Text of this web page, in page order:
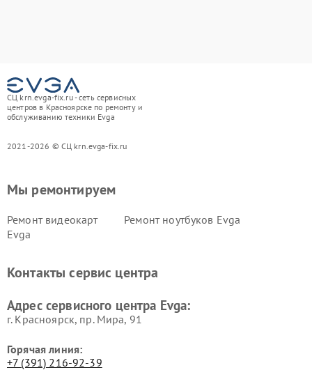
СЦ krn.evga-fix.ru - сеть сервисных
центров в Красноярске по ремонту и
обслуживанию техники Evga
2021-2026 © СЦ krn.evga-fix.ru
Мы ремонтируем
Ремонт видеокарт
Evga
Ремонт ноутбуков Evga
Контакты сервис центра
Адрес сервисного центра Evga:
г. Красноярск, ​пр. Мира, 91
Горячая линия:
+7 (391) 216-92-39